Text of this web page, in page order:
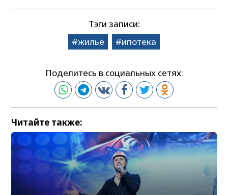
Тэги записи:
жилье
ипотека
Поделитесь в социальных сетях:
Читайте также: